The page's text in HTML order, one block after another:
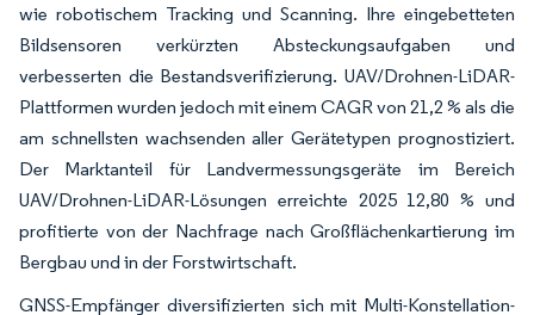
wie robotischem Tracking und Scanning. Ihre eingebetteten
Bildsensoren verkürzten Absteckungsaufgaben und
verbesserten die Bestandsverifizierung. UAV/Drohnen-LiDAR-
Plattformen wurden jedoch mit einem CAGR von 21,2 % als die
am schnellsten wachsenden aller Gerätetypen prognostiziert.
Der Marktanteil für Landvermessungsgeräte im Bereich
UAV/Drohnen-LiDAR-Lösungen erreichte 2025 12,80 % und
profitierte von der Nachfrage nach Großflächenkartierung im
Bergbau und in der Forstwirtschaft.
GNSS-Empfänger diversifizierten sich mit Multi-Konstellation-